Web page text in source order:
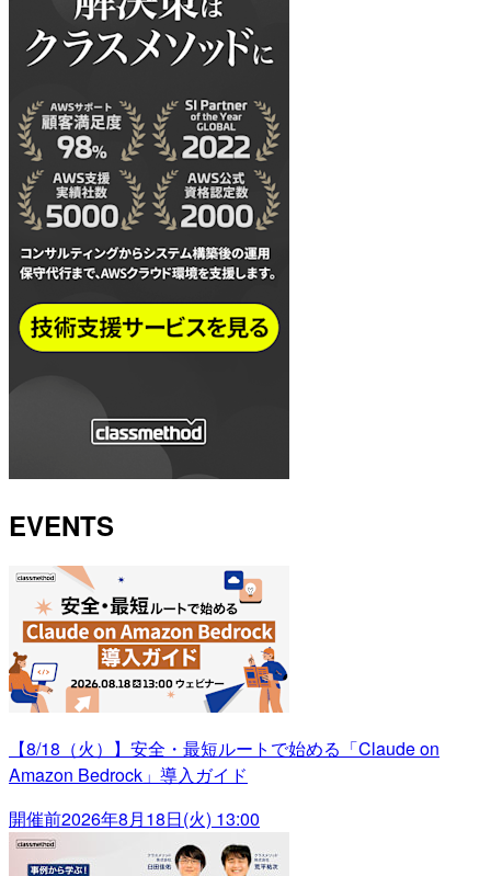
EVENTS
【8/18（火）】安全・最短ルートで始める「Claude on
Amazon Bedrock」導入ガイド
開催前2026年8月18日(火) 13:00